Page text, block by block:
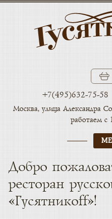
+7(495)632-75-58
Москва, улица Александра
работаем с
Добро
ресторан
«Гусятникоff»!